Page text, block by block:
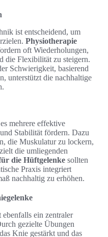
ist entscheidend, um
Physiotherapie
oft Wiederholungen,
die Flexibilität zu steigern.
Schwierigkeit, basierend
unterstützt die nachhaltige
mehrere effektive
Stabilität fördern. Dazu
die Muskulatur zu lockern,
die umliegenden
die Hüftgelenke sollten
Praxis integriert
nachhaltig zu erhöhen.
ein zentraler
gezielte Übungen
Knie gestärkt und das